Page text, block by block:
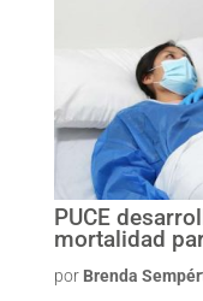
PUCE
mortalidad
por Brenda